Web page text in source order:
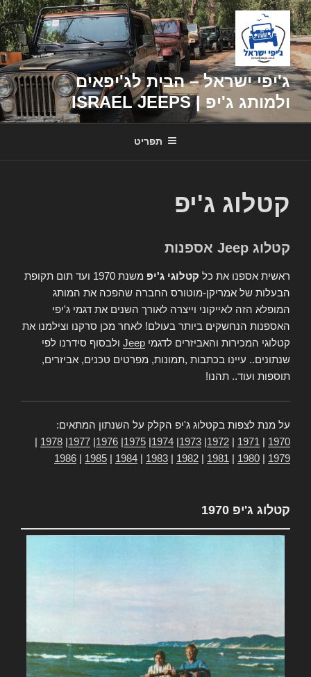
דילוג
לתוכן
ג'יפי ישראל – הבית לג'יפאים
ולמותג ג'יפ | ISRAEL JEEPS
תפריט
קטלוג ג'יפ
קטלוג Jeep אספנות
ראשית אספנו את כל קטלוגי ג'יפ
משנת 1970 ועד תום תקופת
הבעלות של אמריקן-מוטורס החברה שהפכה את המותג
המופלא הזה לאייקוני וייצרה לאורך השנים את דגמי ג'יפי
האספנות הנחשקים ביותר בעולם! לאחר מכן סרקנו וצילמנו את
קטלוגי המכירות והאביזרים לדגמי Jeep ולבסוף סידרנו לפי
שנתונים.. עיינו בכתבות ,תמונות, מפרטים טכנים, אביזרים,
תוספות ועוד.. תהנו!
על מנת לצפות בקטלוג ג'יפ הקלק על השנתון המתאים:
1970
1971
1972
1973
1974
1975
1976
1977
1978
1979
1980
1981
1982
1983
1984
1985
1986
קטלוג ג'יפ 1970